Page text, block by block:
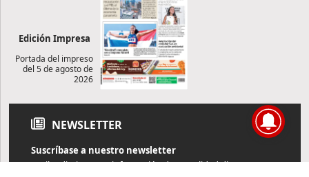
Edición Impresa
Portada del impreso
del 5 de agosto de
2026
NEWSLETTER
Suscríbase a nuestro newsletter
Reciba diariamente información de actualidad directamente en